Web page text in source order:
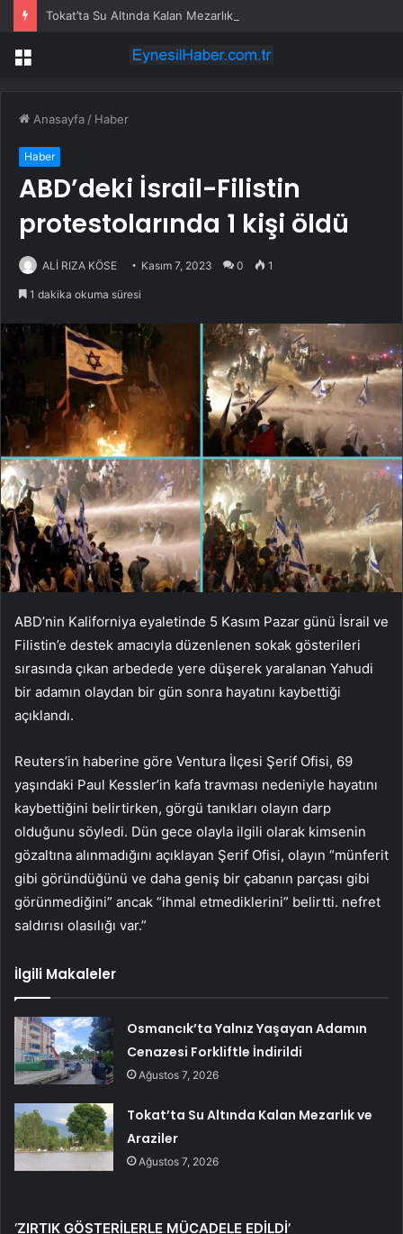
Tokat’ta Su Altında Kalan Mezarlık ve Araziler
Menü
Anasayfa / Haber
Haber
ABD’deki İsrail-Filistin
protestolarında 1 kişi öldü
ALİ RIZA KÖSE Kasım 7, 2023 0 1
1 dakika okuma süresi
ABD’nin Kaliforniya eyaletinde 5 Kasım Pazar günü İsrail ve
Filistin’e destek amacıyla düzenlenen sokak gösterileri
sırasında çıkan arbedede yere düşerek yaralanan Yahudi
bir adamın olaydan bir gün sonra hayatını kaybettiği
açıklandı.
Reuters’in haberine göre Ventura İlçesi Şerif Ofisi, 69
yaşındaki Paul Kessler’in kafa travması nedeniyle hayatını
kaybettiğini belirtirken, görgü tanıkları olayın darp
olduğunu söyledi. Dün gece olayla ilgili olarak kimsenin
gözaltına alınmadığını açıklayan Şerif Ofisi, olayın “münferit
gibi göründüğünü ve daha geniş bir çabanın parçası gibi
görünmediğini” ancak “ihmal etmediklerini” belirtti. nefret
saldırısı olasılığı var.”
İlgili Makaleler
Osmancık’ta Yalnız Yaşayan Adamın
Cenazesi Forkliftle İndirildi
Ağustos 7, 2026
Tokat’ta Su Altında Kalan Mezarlık ve
Araziler
Ağustos 7, 2026
‘ZIRTIK GÖSTERİLERLE MÜCADELE EDİLDİ’